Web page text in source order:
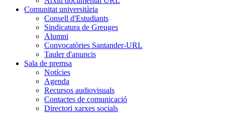
Comunitat universitària
Consell d'Estudiants
Sindicatura de Greuges
Alumni
Convocatòries Santander-URL
Tauler d'anuncis
Sala de premsa
Notícies
Agenda
Recursos audiovisuals
Contactes de comunicació
Directori xarxes socials